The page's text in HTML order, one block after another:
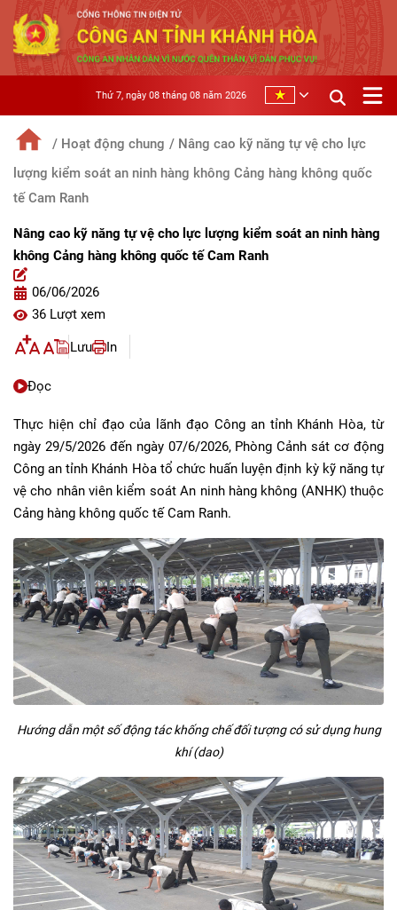
Thứ 7, ngày 08 tháng 08 năm 2026
/ Hoạt động chung / Nâng cao kỹ năng tự vệ cho lực
lượng kiểm soát an ninh hàng không Cảng hàng không quốc
tế Cam Ranh
Nâng cao kỹ năng tự vệ cho lực lượng kiểm soát an ninh hàng
không Cảng hàng không quốc tế Cam Ranh
06/06/2026
36 Lượt xem
Lưu In
Đọc
Thực hiện chỉ đạo của lãnh đạo Công an tỉnh Khánh Hòa, từ
ngày 29/5/2026 đến ngày 07/6/2026, Phòng Cảnh sát cơ động
Công an tỉnh Khánh Hòa tổ chức huấn luyện định kỳ kỹ năng tự
vệ cho nhân viên kiểm soát An ninh hàng không (ANHK) thuộc
Cảng hàng không quốc tế Cam Ranh.
Hướng dẫn một số động tác khống chế đối tượng có sử dụng hung
khí (dao)